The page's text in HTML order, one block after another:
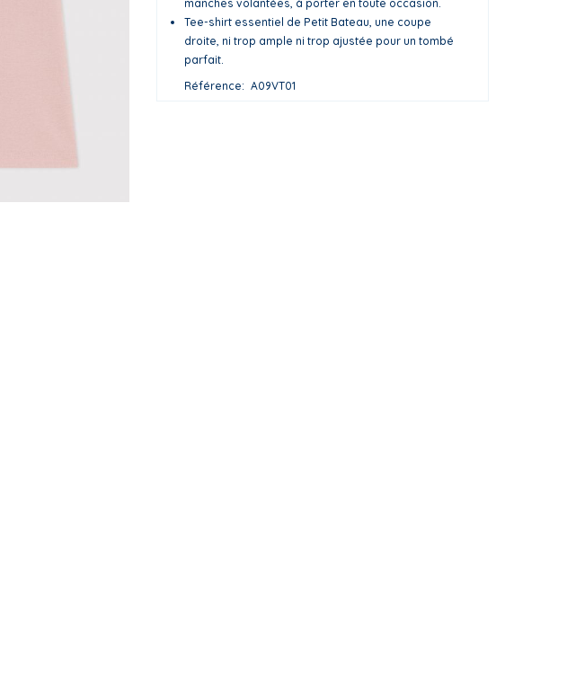
manches volantées, à porter en toute occasion.
Tee-shirt essentiel de Petit Bateau, une coupe
droite, ni trop ample ni trop ajustée pour un tombé
parfait.
Référence
A09VT01